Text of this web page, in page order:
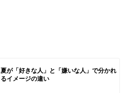
夏が「好きな人」と「嫌いな人」で分かれ
るイメージの違い